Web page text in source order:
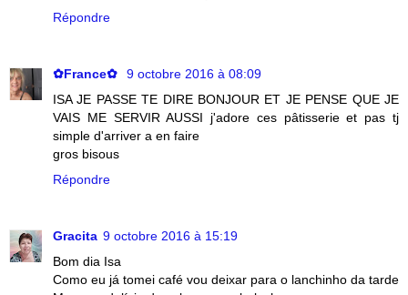
Répondre
✿France✿
9 octobre 2016 à 08:09
ISA JE PASSE TE DIRE BONJOUR ET JE PENSE QUE JE
VAIS ME SERVIR AUSSI j'adore ces pâtisserie et pas tj
simple d'arriver a en faire
gros bisous
Répondre
Gracita 9 octobre 2016 à 15:19
Bom dia Isa
Como eu já tomei café vou deixar para o lanchinho da tarde